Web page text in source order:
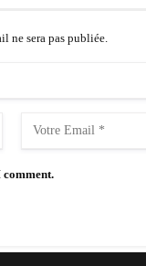
ne sera pas publiée.
comment.